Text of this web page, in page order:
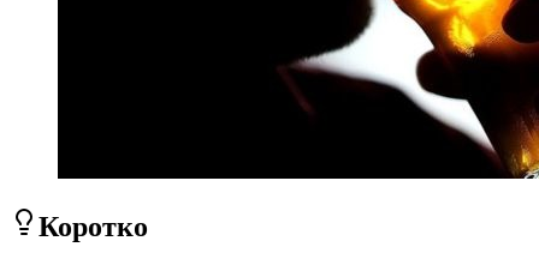
Коротко